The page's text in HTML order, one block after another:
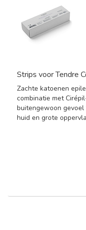
Strips voor Tendre
Zachte katoenen
combinatie met
buitengewoon
huid en grote